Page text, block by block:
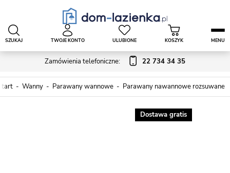
Zamówienia telefoniczne: 22 734 34 35
SZUKAJ TWOJE KONTO ULUBIONE KOSZYK MENU
Wanny Parawany wannowe Parawany nawannowe rozsuwane
Dostawa gratis